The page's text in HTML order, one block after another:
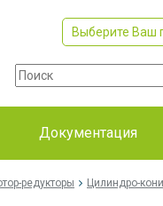
Выберите Ваш
Документация
редукторы Цилиндро-